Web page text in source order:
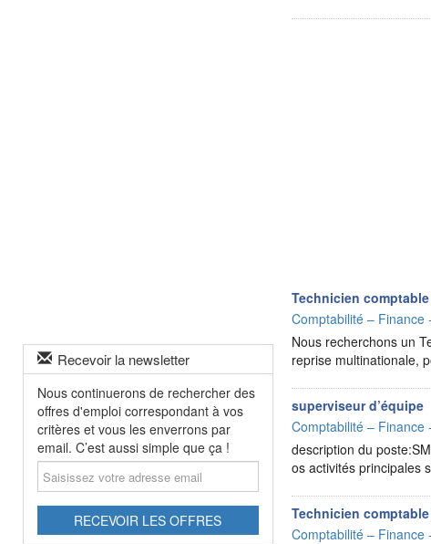
Recevoir la newsletter
Nous continuerons de rechercher des
offres d'emploi correspondant à vos
critères et vous les enverrons par
email. C’est aussi simple que ça !
Saisissez
votre
adresse
RECEVOIR LES OFFRES
Technicien
Comptabilité – Finance
Nous recherchons un
reprise multinationale,
superviseur d’équipe
Comptabilité – Finance
description du
os activités principales
Technicien
Comptabilité – Finance